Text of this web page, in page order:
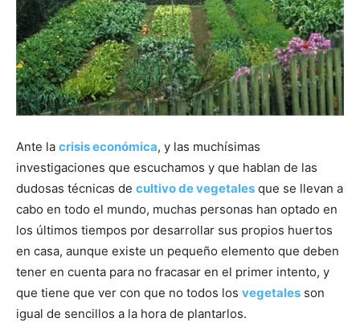
Ante la crisis económica, y las muchísimas
investigaciones que escuchamos y que hablan de las
dudosas técnicas de cultivo de vegetales que se llevan a
cabo en todo el mundo, muchas personas han optado en
los últimos tiempos por desarrollar sus propios huertos
en casa, aunque existe un pequeño elemento que deben
tener en cuenta para no fracasar en el primer intento, y
que tiene que ver con que no todos los vegetales son
igual de sencillos a la hora de plantarlos.